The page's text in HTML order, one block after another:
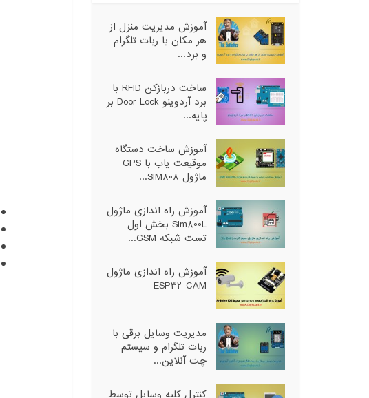
آموزش مدیریت منزل از
هر مکان با ربات تلگرام
و برد...
ساخت دربازکن RFID با
برد آردوینو Door Lock بر
پایه...
آموزش ساخت دستگاه
موقیعت یاب با GPS
ماژول SIM808...
آموزش راه اندازی ماژول
Sim800L بخش اول
تست شبکه GSM...
آموزش راه اندازی ماژول
ESP32-CAM
مدیریت وسایل برقی با
ربات تلگرام و سیستم
چت آنلاین...
کنترل کلیه وسایل توسط